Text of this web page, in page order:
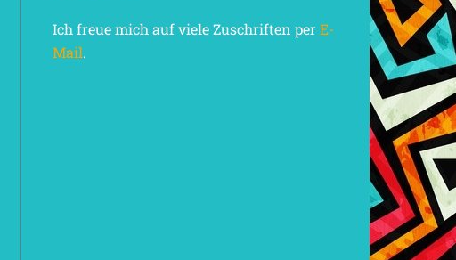
Ich freue mich auf viele Zuschriften perE-
Mail.